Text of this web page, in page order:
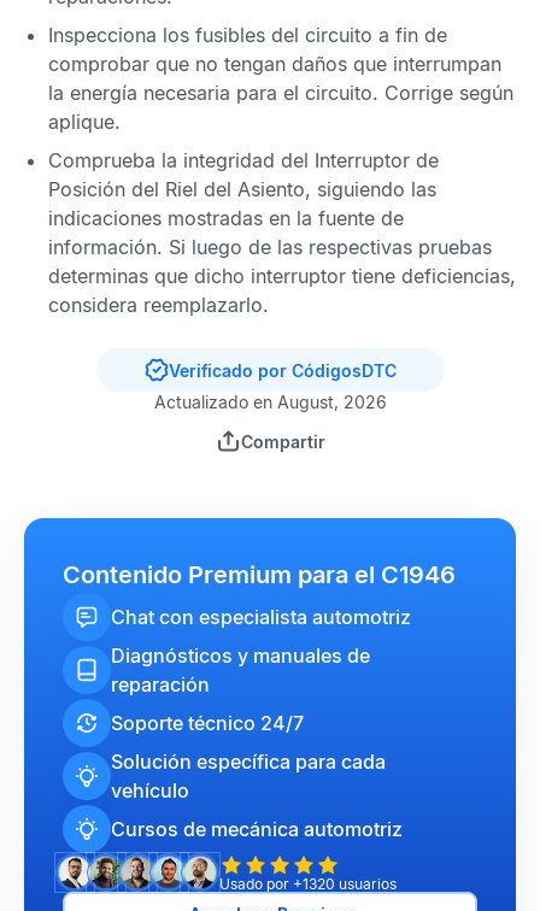
Inspecciona los fusibles del circuito a fin de
comprobar que no tengan daños que interrumpan
la energía necesaria para el circuito. Corrige según
aplique.
Comprueba la integridad del Interruptor de
Posición del Riel del Asiento, siguiendo las
indicaciones mostradas en la fuente de
información. Si luego de las respectivas pruebas
determinas que dicho interruptor tiene deficiencias,
considera reemplazarlo.
Verificado por CódigosDTC
Actualizado en August, 2026
Compartir
Contenido Premium para el C1946
Chat con especialista automotriz
Diagnósticos y manuales de
reparación
Soporte técnico 24/7
Solución específica para cada
vehículo
Cursos de mecánica automotriz
Usado por +1320 usuarios